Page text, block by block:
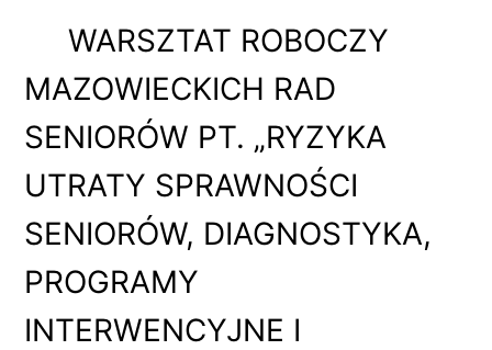
WARSZTAT ROBOCZY
MAZOWIECKICH RAD
SENIORÓW PT. „RYZYKA
UTRATY SPRAWNOŚCI
SENIORÓW, DIAGNOSTYKA,
PROGRAMY
INTERWENCYJNE I